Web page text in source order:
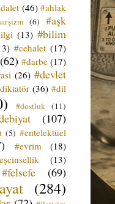
(46) #ahlak
(6)
#aşk
(13) #bilim
#cehalet (17)
(62) #darbe (17)
(26) #devlet
(36) #dil
#dostluk (11)
(107)
(5) #entelektüel
#evrim (18)
(13)
#felsefe (69)
(284)